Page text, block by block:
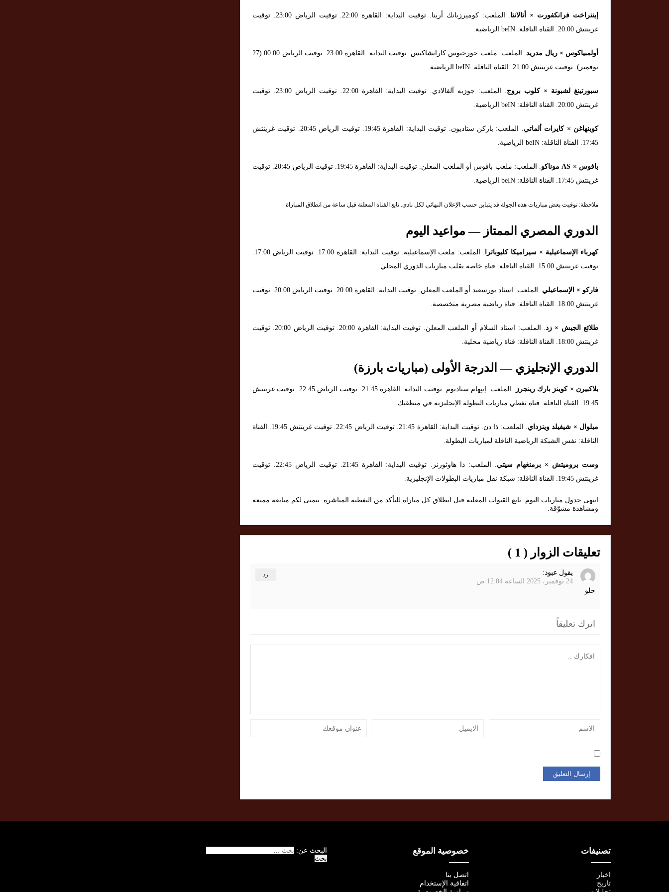
إينتراخت فرانكفورت × أتالانتا
. الملعب: كوميرزبانك أرينا. توقيت البداية: القاهرة 22:00. توقيت الرياض 23:00. توقيت
غرينتش 20:00. القناة الناقلة: beIN الرياضية.
أولمبياكوس × ريال مدريد
. الملعب: ملعب جورجيوس كارايشاكيس. توقيت البداية: القاهرة 23:00. توقيت الرياض 00:00 (27
نوفمبر). توقيت غرينتش 21:00. القناة الناقلة: beIN الرياضية.
سبورتينغ لشبونة × كلوب بروج
. الملعب: جوزيه آلفالادي. توقيت البداية: القاهرة 22:00. توقيت الرياض 23:00. توقيت
غرينتش 20:00. القناة الناقلة: beIN الرياضية.
كوبنهاغن × كايرات ألماتي
. الملعب: باركن ستاديون. توقيت البداية: القاهرة 19:45. توقيت الرياض 20:45. توقيت غرينتش
17:45. القناة الناقلة: beIN الرياضية.
بافوس × AS موناكو
. الملعب: ملعب بافوس أو الملعب المعلن. توقيت البداية: القاهرة 19:45. توقيت الرياض 20:45. توقيت
غرينتش 17:45. القناة الناقلة: beIN الرياضية.
ملاحظة: توقيت بعض مباريات هذه الجولة قد يتباين حسب الإعلان النهائي لكل نادي. تابع القناة المعلنة قبل ساعة من انطلاق المباراة.
الدوري المصري الممتاز — مواعيد اليوم
كهرباء الإسماعيلية × سيراميكا كليوباترا
. الملعب: ملعب الإسماعيلية. توقيت البداية: القاهرة 17:00. توقيت الرياض 17:00.
توقيت غرينتش 15:00. القناة الناقلة: قناة خاصة نقلت مباريات الدوري المحلي.
فاركو × الإسماعيلي
. الملعب: استاد بورسعيد أو الملعب المعلن. توقيت البداية: القاهرة 20:00. توقيت الرياض 20:00. توقيت
غرينتش 18:00. القناة الناقلة: قناة رياضية مصرية متخصصة.
طلائع الجيش × زد
. الملعب: استاد السلام أو الملعب المعلن. توقيت البداية: القاهرة 20:00. توقيت الرياض 20:00. توقيت
غرينتش 18:00. القناة الناقلة: قناة رياضية محلية.
الدوري الإنجليزي — الدرجة الأولى (مباريات بارزة)
بلاكبيرن × كوينز بارك رينجرز
. الملعب: إيتِهام ستاديوم. توقيت البداية: القاهرة 21:45. توقيت الرياض 22:45. توقيت غرينتش
19:45. القناة الناقلة: قناة تغطي مباريات البطولة الإنجليزية في منطقتك.
ميلوال × شيفيلد وينزداي
. الملعب: ذا دن. توقيت البداية: القاهرة 21:45. توقيت الرياض 22:45. توقيت غرينتش 19:45. القناة
الناقلة: نفس الشبكة الرياضية الناقلة لمباريات البطولة.
وست بروميتش × برمنغهام سيتي
. الملعب: ذا هاوثورنز. توقيت البداية: القاهرة 21:45. توقيت الرياض 22:45. توقيت
غرينتش 19:45. القناة الناقلة: شبكة نقل مباريات البطولات الإنجليزية.
انتهى جدول مباريات اليوم. تابع القنوات المعلنة قبل انطلاق كل مباراة للتأكد من التغطية المباشرة. نتمنى لكم متابعة ممتعة
ومشاهدة مشوّقة.
تعليقات الزوار ( 1 )
يقول عبود:
24 نوفمبر، 2025 الساعة 12:04 ص
حلو
رد
اترك تعليقاً
تصنيفات
اخبار
تاريخ
خصوصية الموقع
اتصل بنا
اتفاقية الإستخدام
البحث عن: